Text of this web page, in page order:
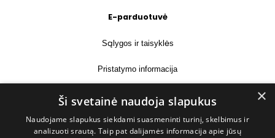
E-parduotuvė
Sąlygos ir taisyklės
Pristatymo informacija
Prekių grąžinimas
Kontaktai
×
Ši svetainė naudoja slapukus
Naudojame slapukus siekdami suasmeninti turinį, skelbimus ir
analizuoti srautą. Taip pat dalijamės informacija apie jūsų